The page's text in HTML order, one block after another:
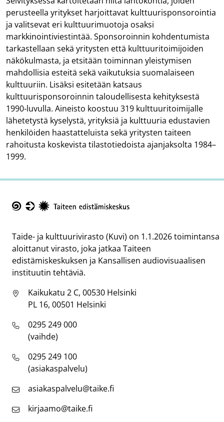
perusteella yritykset harjoittavat kulttuurisponsorointia
ja valitsevat eri kulttuurimuotoja osaksi
markkinointiviestintää. Sponsoroinnin kohdentumista
tarkastellaan sekä yritysten että kulttuuritoimijoiden
näkökulmasta, ja etsitään toiminnan yleistymisen
mahdollisia esteitä sekä vaikutuksia suomalaiseen
kulttuuriin. Lisäksi esitetään katsaus
kulttuurisponsoroinnin taloudellisesta kehityksestä
1990-luvulla. Aineisto koostuu 319 kulttuuritoimijalle
lähetetystä kyselystä, yrityksiä ja kulttuuria edustavien
henkilöiden haastatteluista sekä yritysten taiteen
rahoitusta koskevista tilastotiedoista ajanjaksolta 1984–
1999.
Taide- ja kulttuurivirasto (Kuvi) on 1.1.2026 toimintansa
aloittanut virasto, joka jatkaa Taiteen
edistämiskeskuksen ja Kansallisen audiovisuaalisen
instituutin tehtäviä.
Kaikukatu 2 C, 00530 Helsinki
PL 16, 00501 Helsinki
0295 249 000
(vaihde)
0295 249 100
(asiakaspalvelu)
asiakaspalvelu@taike.fi
kirjaamo@taike.fi